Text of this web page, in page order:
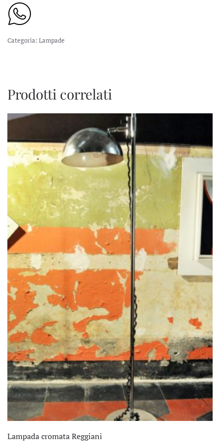
Categoria: Lampade
Prodotti correlati
Lampada cromata Reggiani